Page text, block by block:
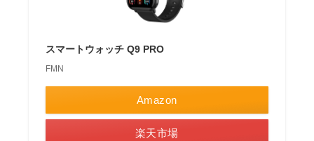
スマートウォッチ Q9 PRO
FMN
Amazon
楽天市場